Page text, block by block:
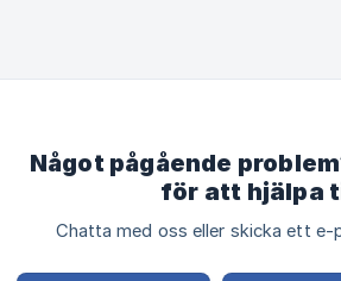
Något pågående
för att hjälpa
Chatta med oss eller skicka ett e-